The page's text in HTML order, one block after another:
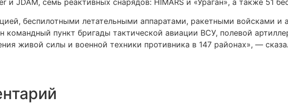
и JDAM, семь реактивных снарядов: HIMARS и «Ураган», а также 51
беспилотными летательными аппаратами, ракетными войсками
пункт бригады тактической авиации ВСУ, полевой
живой силы и военной техники противника в 147 районах», —